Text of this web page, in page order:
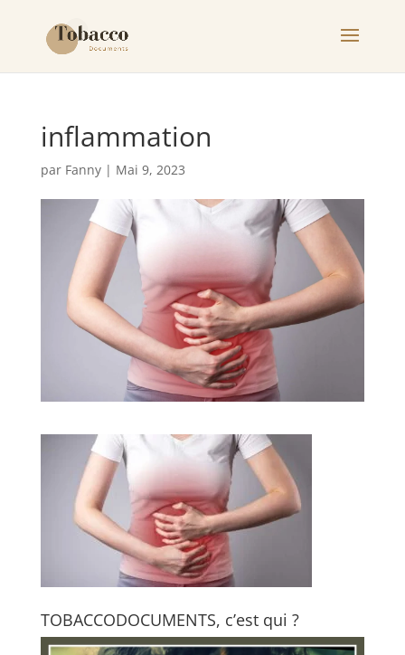
inflammation
par Fanny| Mai 9, 2023
TOBACCODOCUMENTS, c’est qui ?